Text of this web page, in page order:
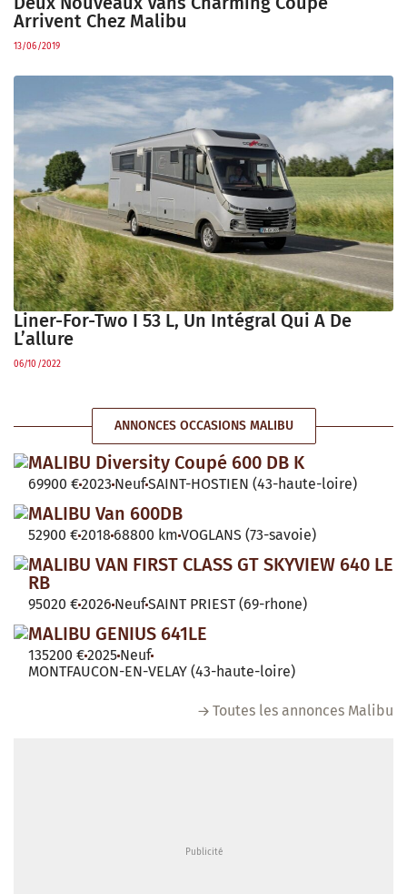
Arrivent Chez Malibu
13/06/2019
Liner-For-Two I 53 L, Un Intégral Qui A De
L’allure
06/10/2022
ANNONCES OCCASIONS MALIBU
MALIBU Diversity Coupé 600 DB K
69900 €2023 NeufSAINT-HOSTIEN (43-haute-loire)
MALIBU Van 600DB
52900 €2018 68800 km VOGLANS (73-savoie)
MALIBU VAN FIRST CLASS GT SKYVIEW 640 LE
RB
95020 €2026 NeufSAINT PRIEST (69-rhone)
MALIBU GENIUS 641LE
135200 €2025 Neuf
MONTFAUCON-EN-VELAY (43-haute-loire)
Toutes les annonces Malibu